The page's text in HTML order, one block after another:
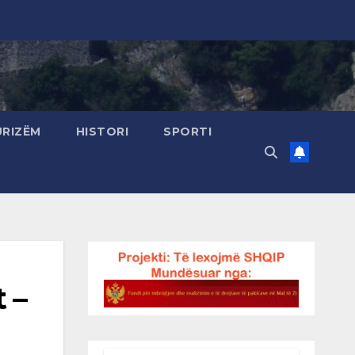
HISTORI SPORTI
–